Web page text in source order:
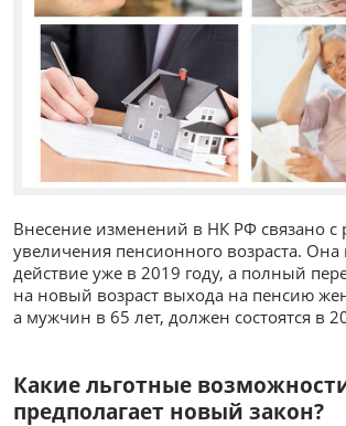
Внесение изменений в НК РФ связано с
увеличения пенсионного возраста. Она
действие уже в 2019 году, а полный
на новый возраст выхода на пенсию
а мужчин в 65 лет, должен состоятся в
Какие льготные
предполагает новый закон?